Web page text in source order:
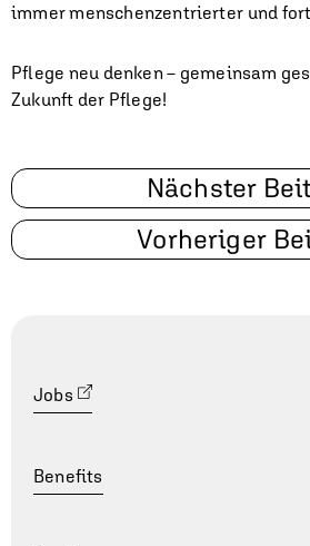
immer menschenzentrierter und
Pflege neu denken – gemeinsam
Zukunft der Pflege!
Nächster
Vorheriger
Jobs
Benefits